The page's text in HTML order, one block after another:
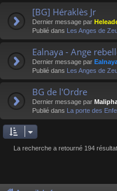
[BG] Héraklès Jr
Dernier message par
Publié dans Les Anges de
Ealnaya - Ange
Dernier message par
Publié dans Les Anges de
BG de l'Ordre
Dernier message par
Publié dans La porte des
La recherche a retourné 194